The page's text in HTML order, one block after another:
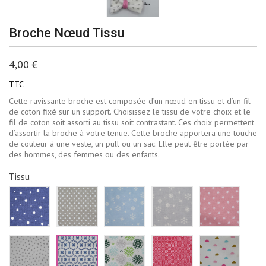
Broche Nœud Tissu
4,00 €
TTC
Cette ravissante broche est composée d’un nœud en tissu et d’un fil
de coton fixé sur un support. Choisissez le tissu de votre choix et le
fil de coton soit assorti au tissu soit contrastant. Ces choix permettent
d’assortir la broche à votre tenue. Cette broche apportera une touche
de couleur à une veste, un pull ou un sac. Elle peut être portée par
des hommes, des femmes ou des enfants.
Tissu
Bleu
marine
pois
blancs
Beige
pois
blancs
flocons
neige
blancs
Gris
pâle
flocons
neige
blancs
étoiles
Blanc
triangles
gris
Blanc
fleurs
bleu
Blanc
fleur
vertes
Rouge
losanges
blancs